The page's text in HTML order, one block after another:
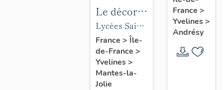
Le décor
des lycées
de Mantes
Lycées Saint-
Exupéry et
Jean Rostand
France > Île-
de-France >
Yvelines>
Mantes-la-
Jolie
Saint-
Germain-
de-
Paris
Germain
France >
Yvelines>
Andrésy